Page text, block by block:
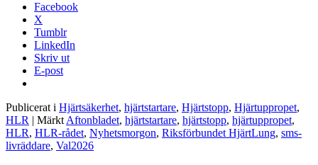
Facebook
X
Tumblr
LinkedIn
Skriv ut
E-post
Publicerat i Hjärtsäkerhet, hjärtstartare, Hjärtstopp, Hjärtuppropet,
HLR | Märkt Aftonbladet, hjärtstartare, hjärtstopp, hjärtuppropet,
HLR, HLR-rådet, Nyhetsmorgon, Riksförbundet HjärtLung, sms-
livräddare, Val2026